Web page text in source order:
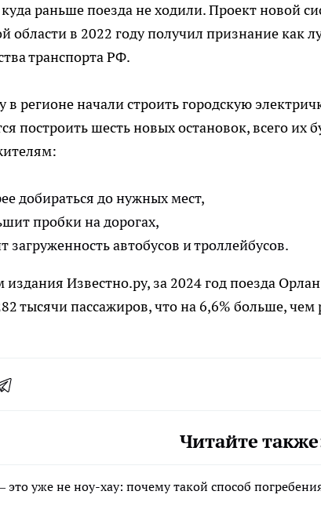
раньше поезда не ходили. Проект новой
области в 2022 году получил признание как
транспорта РФ.
в регионе начали строить городскую
построить шесть новых остановок, всего их
добираться до нужных мест,
пробки на дорогах,
загруженность автобусов и троллейбусов.
Известно.ру, за 2024 год поезда
тысячи пассажиров, что на 6,6% больше, чем
Читайте
уже не ноу-хау: почему такой способ